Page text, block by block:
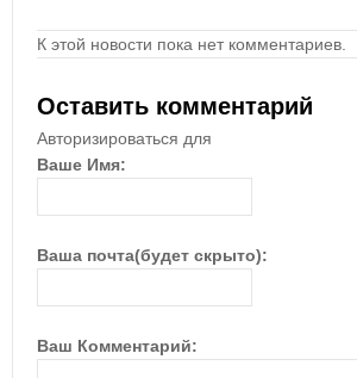
К этой новости пока нет комментариев.
Оставить комментарий
Авторизироваться для
Ваше Имя:
Ваша почта(будет скрыто):
Ваш Комментарий: